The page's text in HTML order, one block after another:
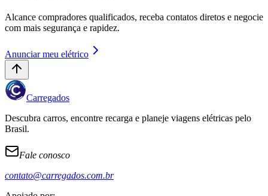
Alcance compradores qualificados, receba contatos diretos e negocie
com mais segurança e rapidez.
Anunciar meu elétrico
Carregados
Descubra carros, encontre recarga e planeje viagens elétricas pelo
Brasil.
Fale conosco
contato@carregados.com.br